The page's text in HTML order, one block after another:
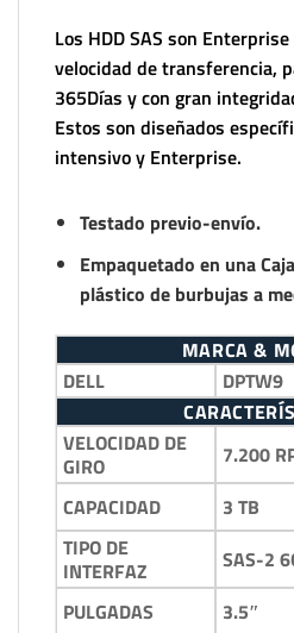
Los HDD SAS son
velocidad de transferencia,
365Días y con gran
Estos son diseñados
intensivo y Enterprise.
Testado previo-envío.
Empaquetado en una
plástico de burbujas a
MARCA &
DELL
DPTW9
VELOCIDAD DE
GIRO
7.200
CAPACIDAD
3 TB
TIPO DE
INTERFAZ
SAS-2
PULGADAS
3.5″